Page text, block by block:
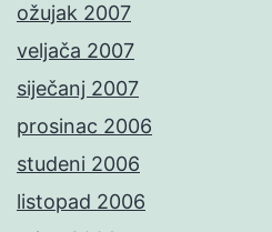
ožujak 2007
veljača 2007
siječanj 2007
prosinac 2006
studeni 2006
listopad 2006